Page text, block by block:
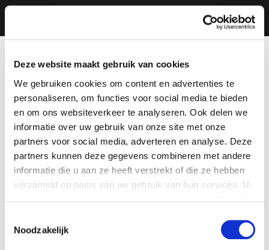
Deze website maakt gebruik van cookies
We gebruiken cookies om content en advertenties te
personaliseren, om functies voor social media te bieden
en om ons websiteverkeer te analyseren. Ook delen we
informatie over uw gebruik van onze site met onze
partners voor social media, adverteren en analyse. Deze
partners kunnen deze gegevens combineren met andere
informatie die u aan ze heeft verstrekt of die ze hebben
verzameld op basis van uw gebruik van hun services. U
Noodzakelijk